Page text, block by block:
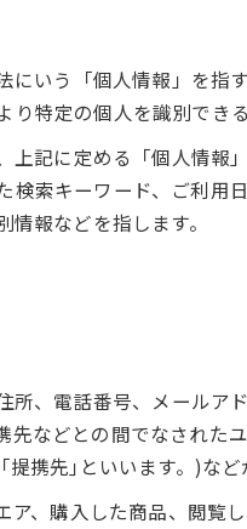
いう「個人情報」を
特定の個人を識別できる
記に定める「個人情
索キーワード、ご利
報などを指します。
、電話番号、メール
などとの間でなされ
携先｣といいます。)など
、購入した商品、閲